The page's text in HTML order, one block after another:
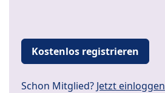
Kostenlos registrieren
Schon Mitglied? Jetzt einloggen